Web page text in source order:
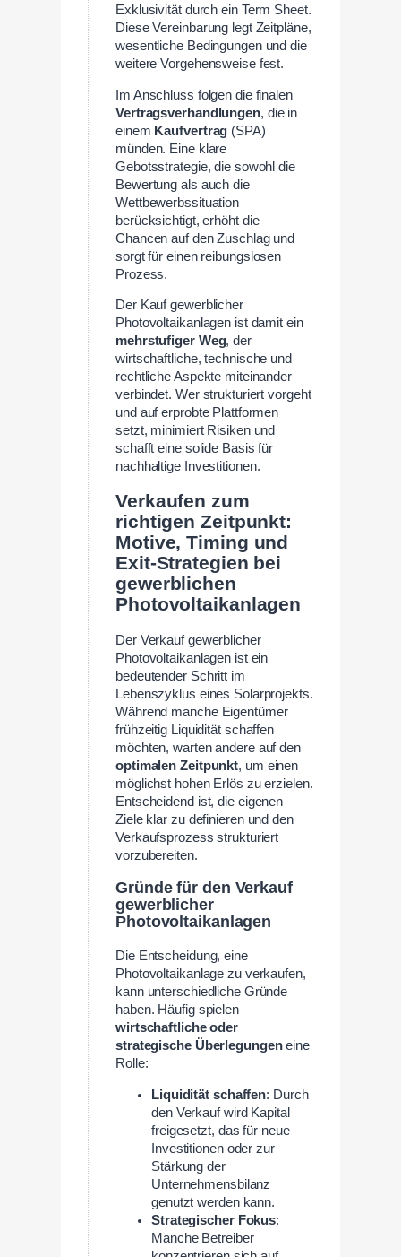
Exklusivität durch ein Term Sheet.
Diese Vereinbarung legt Zeitpläne,
wesentliche Bedingungen und die
weitere Vorgehensweise fest.
Im Anschluss folgen die finalen
Vertragsverhandlungen, die in
einem Kaufvertrag (SPA)
münden. Eine klare
Gebotsstrategie, die sowohl die
Bewertung als auch die
Wettbewerbssituation
berücksichtigt, erhöht die
Chancen auf den Zuschlag und
sorgt für einen reibungslosen
Prozess.
Der Kauf gewerblicher
Photovoltaikanlagen ist damit ein
mehrstufiger Weg, der
wirtschaftliche, technische und
rechtliche Aspekte miteinander
verbindet. Wer strukturiert vorgeht
und auf erprobte Plattformen
setzt, minimiert Risiken und
schafft eine solide Basis für
nachhaltige Investitionen.
Verkaufen zum
richtigen Zeitpunkt:
Motive, Timing und
Exit-Strategien bei
ge­werblichen
Photovoltaikanlagen
Der Verkauf gewerblicher
Photovoltaikanlagen ist ein
bedeutender Schritt im
Lebenszyklus eines Solarprojekts.
Während manche Eigentümer
frühzeitig Liquidität schaffen
möchten, warten andere auf den
optimalen Zeitpunkt, um einen
möglichst hohen Erlös zu erzielen.
Entscheidend ist, die eigenen
Ziele klar zu definieren und den
Verkaufsprozess strukturiert
vorzubereiten.
Gründe für den Verkauf
gewerblicher
Photovoltaikanlagen
Die Entscheidung, eine
Photovoltaikanlage zu verkaufen,
kann unterschiedliche Gründe
haben. Häufig spielen
wirtschaftliche oder
strategische Überlegungeneine
Rolle:
Liquidität schaffen: Durch
den Verkauf wird Kapital
freigesetzt, das für neue
Investitionen oder zur
Stärkung der
Unternehmensbilanz
genutzt werden kann.
Strategischer Fokus:
Manche Betreiber